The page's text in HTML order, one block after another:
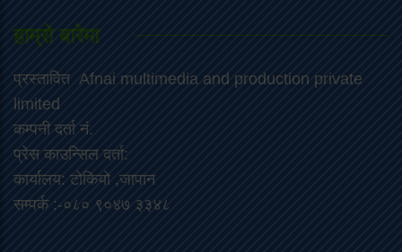
हाम्रो बारेमा
प्रस्तावित Afnai multimedia and production private
limited
कम्पनी दर्ता नं.
प्रेस काउन्सिल दर्ता:
कार्यालय: टोकियो ,जापान
सम्पर्क :-०८० ९०४७ ३३४८